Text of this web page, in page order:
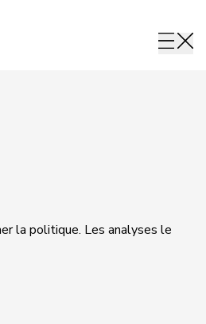
la politique. Les analyses le